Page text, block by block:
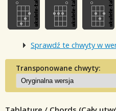
Sprawdź te chwyty w
Transponowane chwyty: